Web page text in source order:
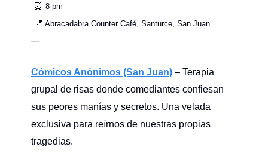
⏰ 8 pm
📍 Abracadabra Counter Café, Santurce, San Juan
—
Cómicos Anónimos (San Juan) – Terapia
grupal de risas donde comediantes confiesan
sus peores manías y secretos. Una velada
exclusiva para reírnos de nuestras propias
tragedias.